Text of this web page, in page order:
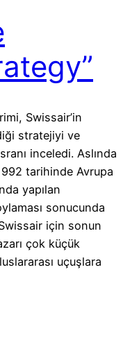
Swissair’in
stratejiyi ve
inceledi. Aslında
tarihinde Avrupa
yapılan
sonucunda
için sonun
çok küçük
uçuşlara